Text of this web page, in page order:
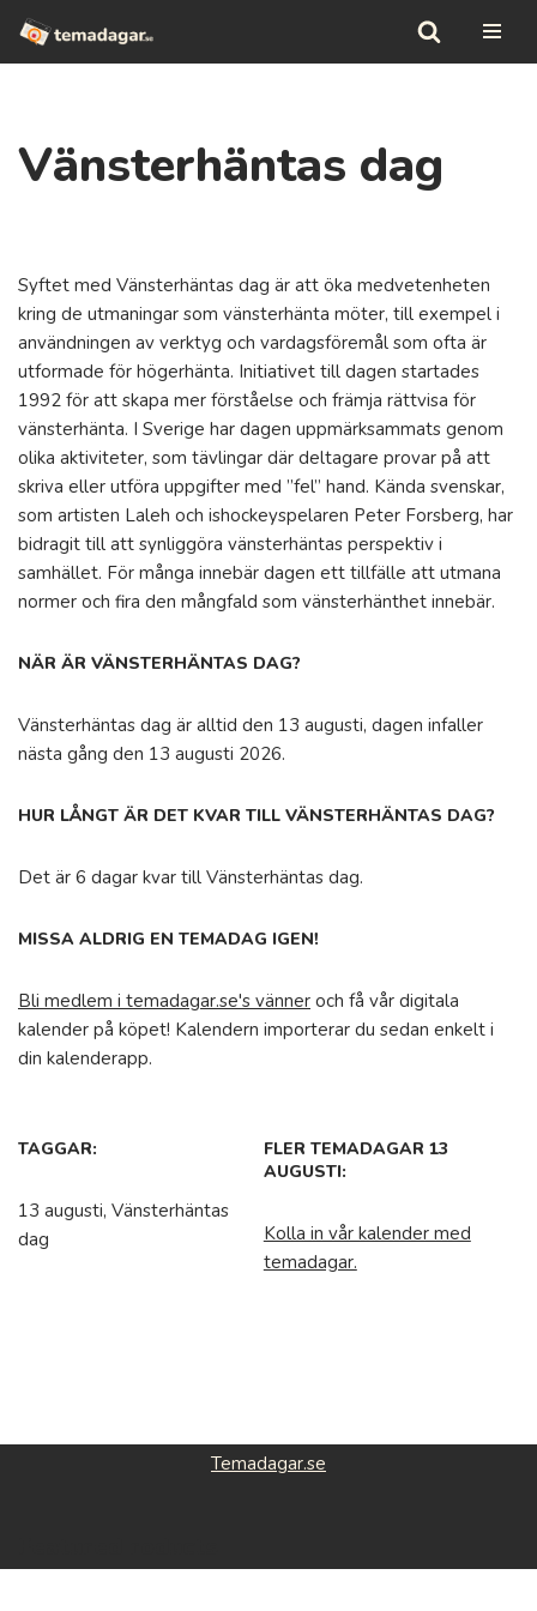
Hoppa
Vänsterhäntas dag
Syftet med Vänsterhäntas dag är att öka medvetenheten
kring de utmaningar som vänsterhänta möter, till exempel i
användningen av verktyg och vardagsföremål som ofta är
utformade för högerhänta. Initiativet till dagen startades
1992 för att skapa mer förståelse och främja rättvisa för
vänsterhänta. I Sverige har dagen uppmärksammats genom
olika aktiviteter, som tävlingar där deltagare provar på att
skriva eller utföra uppgifter med ”fel” hand. Kända svenskar,
som artisten Laleh och ishockeyspelaren Peter Forsberg, har
bidragit till att synliggöra vänsterhäntas perspektiv i
samhället. För många innebär dagen ett tillfälle att utmana
normer och fira den mångfald som vänsterhänthet innebär.
NÄR ÄR VÄNSTERHÄNTAS DAG?
Vänsterhäntas dag är alltid den 13 augusti, dagen infaller
nästa gång den 13 augusti 2026.
HUR LÅNGT ÄR DET KVAR TILL VÄNSTERHÄNTAS DAG?
Det är 6 dagar kvar till Vänsterhäntas dag.
MISSA ALDRIG EN TEMADAG IGEN!
Bli medlem i temadagar.se's vänner och få vår digitala
kalender på köpet! Kalendern importerar du sedan enkelt i
din kalenderapp.
TAGGAR:
13 augusti, Vänsterhäntas
dag
FLER TEMADAGAR 13
AUGUSTI:
Kolla in vår kalender med
temadagar.
Temadagar.se